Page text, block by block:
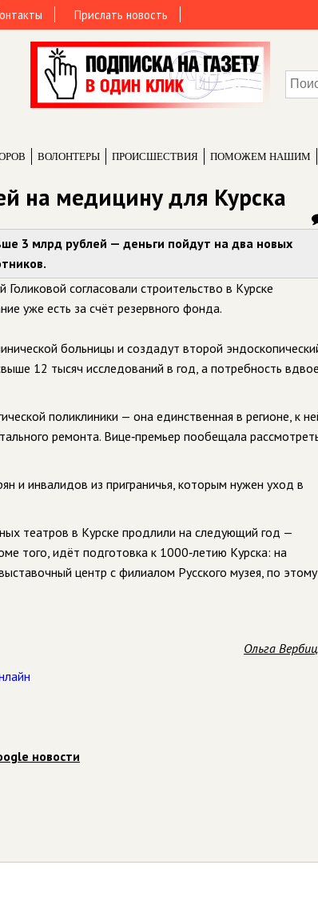
Прислать новость
ВОЛОНТЕРЫ ПРОИCШЕСТВИЯ ПОМОЖЕМ НАШИМ
на медицину для Курска
3 млрд рублей — деньги пойдут на два новых
согласовали строительство в Курске
уже есть за счёт резервного фонда.
больницы и создадут второй
12 тысяч исследований в год, а потребность вдвое
поликлиники — она единственная в регионе, к
ремонта. Вице‑премьер пообещала
и инвалидов из приграничья, которым нужен уход в
театров в Курске продлили на следующий год —
того, идёт подготовка к 1000‑летию Курска: на
центр с филиалом Русского музея, по этому
Ольга
новости